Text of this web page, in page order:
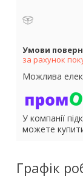
за рахунок
У компанії
можете
Графік